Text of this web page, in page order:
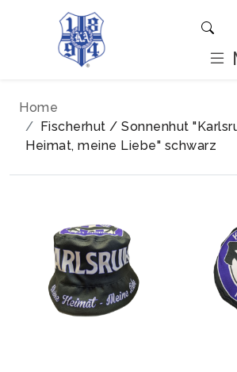
Home
Fischerhut / Sonnenhut
Heimat, meine Liebe" schwarz